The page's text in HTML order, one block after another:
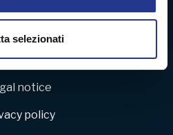
contenuti ed
utilizza il nostro sito con i
quali potrebbero combinarle
selezionati
riservata
e dell’ambiente
notice
policy